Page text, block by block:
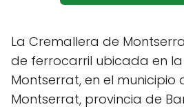
La Cremallera de
de ferrocarril ubicada en
Montserrat, en el municipio
Montserrat, provincia de